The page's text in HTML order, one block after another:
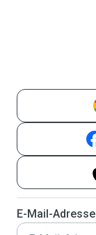
E-Mail-Adresse